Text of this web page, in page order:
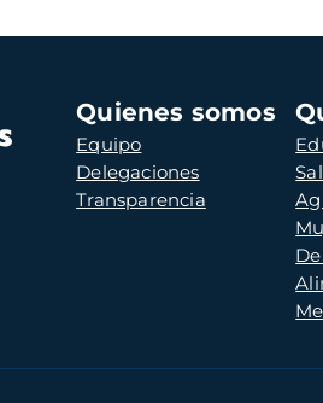
Navegación
principal
Quienes somos
Equipo
Delegaciones
Transparencia